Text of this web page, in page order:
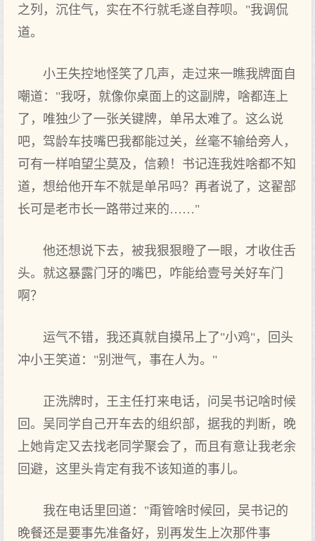
之列，沉住气，实在不行就毛遂自荐呗。"我调侃
道。
小王失控地怪笑了几声，走过来一瞧我牌面自
嘲道："我呀，就像你桌面上的这副牌，啥都连上
了，唯独少了一张关键牌，单吊太难了。这么说
吧，驾龄车技嘴巴我都能过关，丝毫不输给旁人，
可有一样咱望尘莫及，信赖！书记连我姓啥都不知
道，想给他开车不就是单吊吗？再者说了，这翟部
长可是老市长一路带过来的……"
他还想说下去，被我狠狠瞪了一眼，才收住舌
头。就这暴露门牙的嘴巴，咋能给壹号关好车门
啊？
运气不错，我还真就自摸吊上了"小鸡"，回头
冲小王笑道："别泄气，事在人为。"
正洗牌时，王主任打来电话，问吴书记啥时候
回。吴同学自己开车去的组织部，据我的判断，晚
上她肯定又去找老同学聚会了，而且有意让我老余
回避，这里头肯定有我不该知道的事儿。
我在电话里回道："甭管啥时候回，吴书记的
晚餐还是要事先准备好，别再发生上次那件事